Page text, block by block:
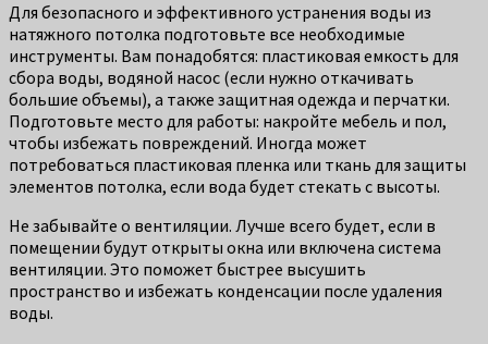
Для безопасного и эффективного устранения воды из
натяжного потолка подготовьте все необходимые
инструменты. Вам понадобятся: пластиковая емкость для
сбора воды, водяной насос (если нужно откачивать
большие объемы), а также защитная одежда и перчатки.
Подготовьте место для работы: накройте мебель и пол,
чтобы избежать повреждений. Иногда может
потребоваться пластиковая пленка или ткань для защиты
элементов потолка, если вода будет стекать с высоты.
Не забывайте о вентиляции. Лучше всего будет, если в
помещении будут открыты окна или включена система
вентиляции. Это поможет быстрее высушить
пространство и избежать конденсации после удаления
воды.